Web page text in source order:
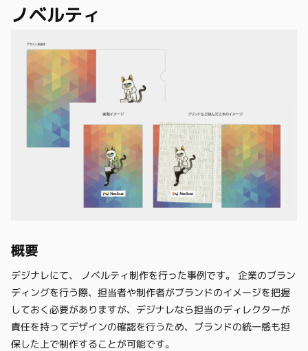
ノベルティ
概要
デジナレにて、 ノベルティ制作を行った事例です。 企業のブラン
ディングを行う際、担当者や制作者がブランドのイメージを把握
しておく必要がありますが、デジナレなら担当のディレクターが
責任を持ってデザインの確認を行うため、ブランドの統一感も担
保した上で制作することが可能です。